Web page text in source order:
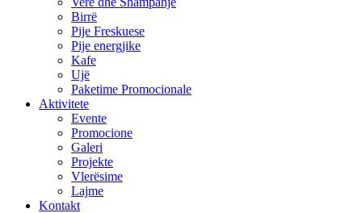
Birrë
Pije Freskuese
Pije energjike
Kafe
Ujë
Paketime Promocionale
Aktivitete
Evente
Promocione
Galeri
Projekte
Vlerësime
Lajme
Kontakt